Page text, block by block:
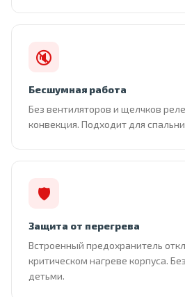
🔇
Бесшумная работа
Без вентиляторов и щелчков
конвекция. Подходит для
🛡
Защита от перегрева
Встроенный предохранитель
критическом нагреве корпуса.
детьми.